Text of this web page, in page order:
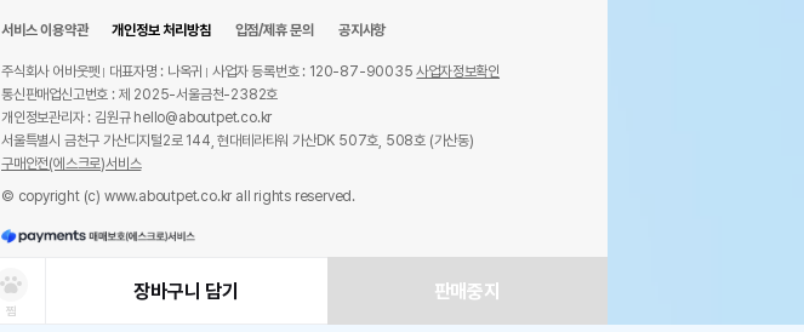
찜
장바구니 담기 판매중지
서비스 이용약관 개인정보 처리방침 입점/제휴 문의 공지사항
주식회사 어바웃펫 대표자명 : 나옥귀 사업자 등록번호 : 120-87-90035사업자정보확인
통신판매업신고번호 : 제 2025-서울금천-2382호
개인정보관리자 : 김원규 hello@aboutpet.co.kr
서울특별시 금천구 가산디지털2로 144, 현대테라타워 가산DK 507호, 508호 (가산동)
구매안전(에스크로)서비스
© copyright (c) www.aboutpet.co.kr all rights reserved.